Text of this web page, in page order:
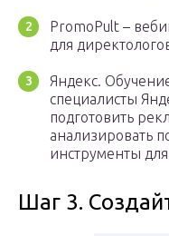
PromoPult –
для
Яндекс.
специалисты
подготовить
анализировать
инструменты
Шаг 3.